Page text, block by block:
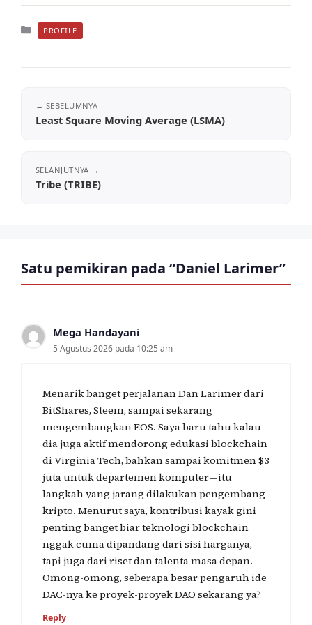
Kategori
PROFILE
Least Square Moving Average (LSMA)
Tribe (TRIBE)
Satu pemikiran pada “Daniel Larimer”
Mega Handayani
5 Agustus 2026 pada 10:25 am
Menarik banget perjalanan Dan Larimer dari
BitShares, Steem, sampai sekarang
mengembangkan EOS. Saya baru tahu kalau
dia juga aktif mendorong edukasi blockchain
di Virginia Tech, bahkan sampai komitmen $3
juta untuk departemen komputer—itu
langkah yang jarang dilakukan pengembang
kripto. Menurut saya, kontribusi kayak gini
penting banget biar teknologi blockchain
nggak cuma dipandang dari sisi harganya,
tapi juga dari riset dan talenta masa depan.
Omong-omong, seberapa besar pengaruh ide
DAC-nya ke proyek-proyek DAO sekarang ya?
Reply